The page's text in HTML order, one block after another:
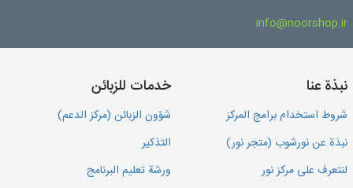
info@noorshop.ir
نبذة عنا
شروط استخدام برامج المركز
نبذة عن نورشوب (متجر نور)
لنتعرف على مركز نور
خدمات للزبائن
شؤون الزبائن (مركز الدعم)
التذكير
ورشة تعليم البرنامج